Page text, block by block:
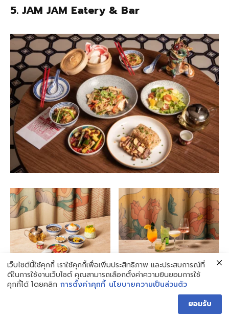
5. JAM JAM Eatery & Bar
ร้านอาหารสุดชิคในโรงแรม ASAI กรุงเทพฯ มอบ
ประสบการณ์การรับประทานอาหารที่โดดเด่นไม่ซ้ำใคร ด้วย
เมนูอาหารไทยฟิวชันสุดสร้างสรรค์ ผสานรสชาติที่แปลกใหม่
เว็บไซต์นี้ใช้คุกกี้ เราใช้คุกกี้เพื่อเพิ่มประสิทธิภาพ และประสบการณ์ที่
ดีในการใช้งานเว็บไซต์ คุณสามารถเลือกตั้งค่าความยินยอมการใช้
คุกกี้ได้ โดยคลิก การตั้งค่าคุกกี้ นโยบายความเป็นส่วนตัว
ยอมรับ